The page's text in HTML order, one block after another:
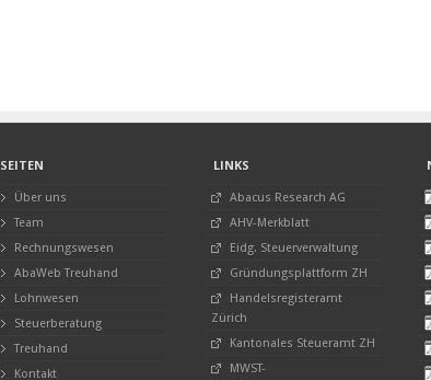
SEITEN
Über uns
Team
Rechnungswesen
AbaWeb Treuhand
Lohnwesen
Steuerberatung
Treuhand
Kontakt
LINKS
Abacus Research AG
AHV-Merkblatt
Eidg. Steuerverwaltung
Gründungsplattform ZH
Handelsregisteramt
Zürich
Kantonales Steueramt ZH
MWST-